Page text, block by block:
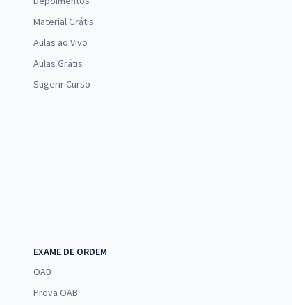
Material Grátis
Aulas ao Vivo
Aulas Grátis
Sugerir Curso
EXAME DE ORDEM
OAB
Prova OAB